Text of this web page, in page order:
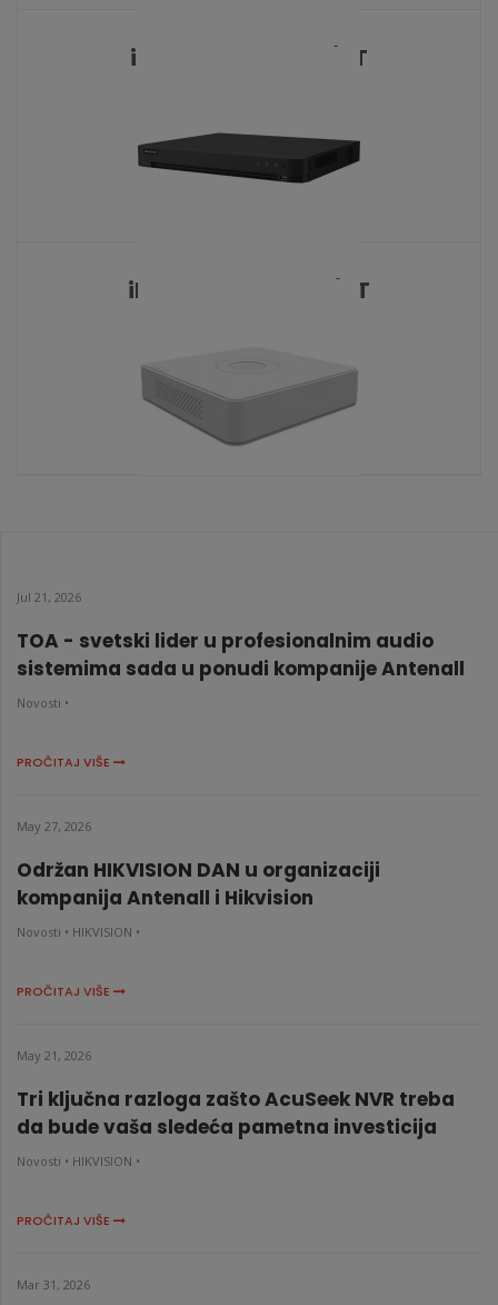
iDS-7216HQHI-M1/XT
iDS-7216HQHI-M2/XT
Jul 21, 2026
TOA - svetski lider u profesionalnim audio
sistemima sada u ponudi kompanije Antenall
Novosti •
PROČITAJ VIŠE
May 27, 2026
Održan HIKVISION DAN u organizaciji
kompanija Antenall i Hikvision
Novosti • HIKVISION •
PROČITAJ VIŠE
May 21, 2026
Tri ključna razloga zašto AcuSeek NVR treba
da bude vaša sledeća pametna investicija
Novosti • HIKVISION •
PROČITAJ VIŠE
Mar 31, 2026